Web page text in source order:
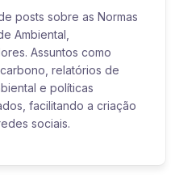
posts sobre as Normas
Ambiental,
Assuntos como
relatórios de
e políticas
facilitando a criação
sociais.